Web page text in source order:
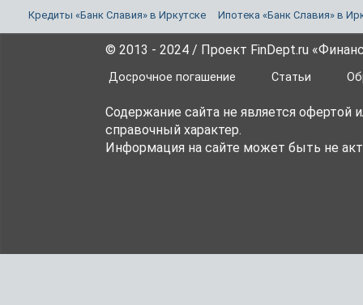
Кредиты «Банк Славия» в Иркутске
Ипотека «Банк Славия» в
© 2013 - 2024 / Проект FinDept.ru
Досрочное погашение Статьи
Содержание сайта не является
справочный характер.
Информация на сайте может быть не